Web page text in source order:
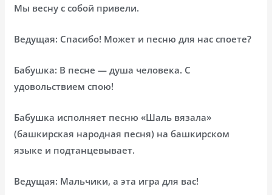
Мы весну с собой привели.
Ведущая: Спасибо! Может и песню для нас споете?
Бабушка: В песне — душа человека. С
удовольствием спою!
Бабушка исполняет песню «Шаль вязала»
(башкирская народная песня) на башкирском
языке и подтанцевывает.
Ведущая: Мальчики, а эта игра для вас!